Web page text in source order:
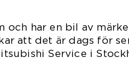
och har en bil av
att det är dags för
Service i